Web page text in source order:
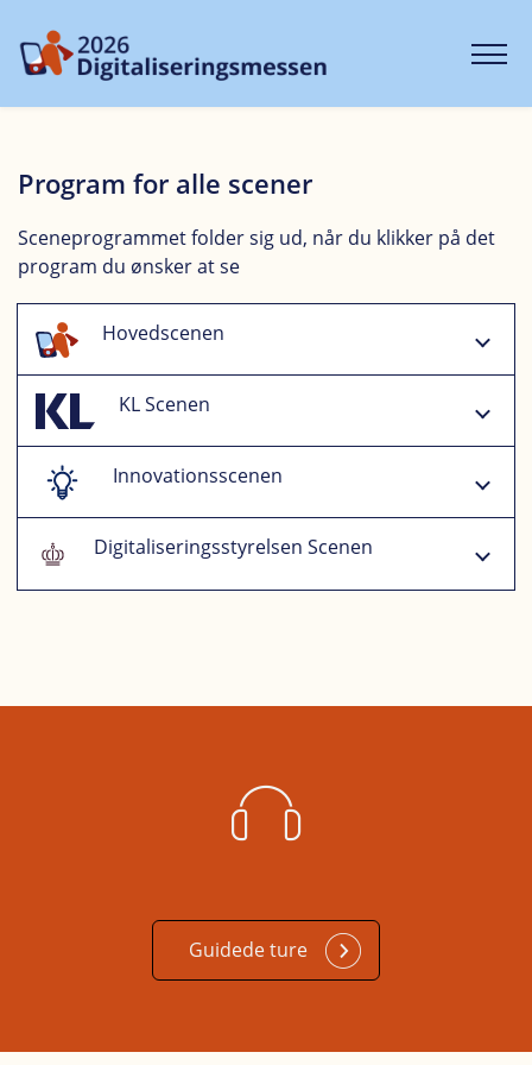
Program for alle scener
Sceneprogrammet folder sig ud, når du klikker på det
program du ønsker at se
Hovedscenen
KL Scenen
Innovationsscenen
Digitaliseringsstyrelsen Scenen
Guidede ture